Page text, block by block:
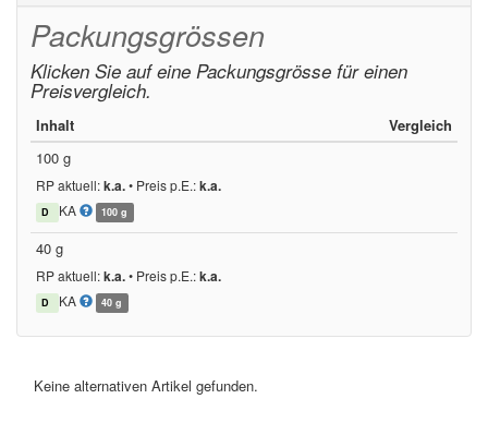
Packungsgrössen
Klicken Sie auf eine Packungsgrösse für einen
Preisvergleich.
Inhalt
Vergleich
100 g
RP aktuell:k.a.• Preis p.E.:k.a.
D KA 100 g
40 g
RP aktuell:k.a.• Preis p.E.:k.a.
D KA 40 g
Keine alternativen Artikel gefunden.